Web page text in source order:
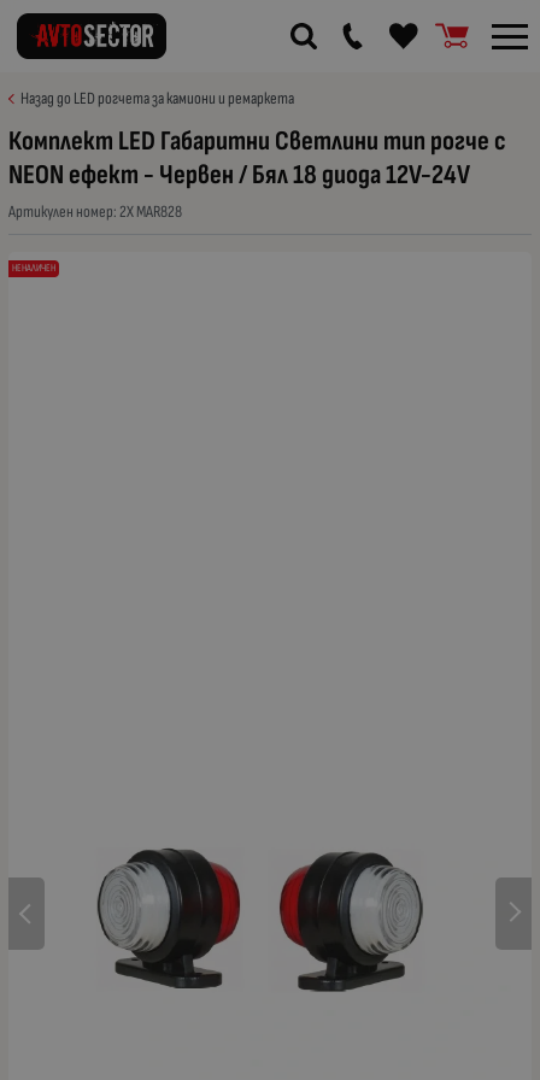
Назад до LED рогчета за камиони и ремаркета
Комплект LED Габаритни Светлини тип рогче с
NEON ефект - Червен / Бял 18 диода 12V-24V
Артикулен номер:2X MAR828
НЕНАЛИЧЕН